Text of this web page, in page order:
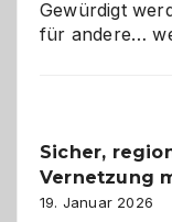
Gewürdigt
für andere…
Sicher,
Vernetzung
19. Januar 2026